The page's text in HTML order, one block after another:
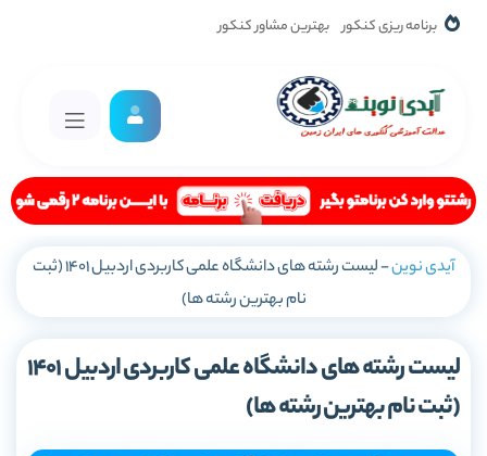
برنامه ریزی کنکور بهترین مشاور کنکور
آیدی نوین-
لیست رشته های دانشگاه علمی کاربردی اردبیل 1401 (ثبت
نام بهترین رشته ها)
لیست رشته های دانشگاه علمی کاربردی اردبیل 1401
(ثبت نام بهترین رشته ها)